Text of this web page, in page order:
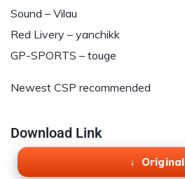
Sound – Vilau
Red Livery – yanchikk
GP-SPORTS – touge
Newest CSP recommended
Download Link
Original